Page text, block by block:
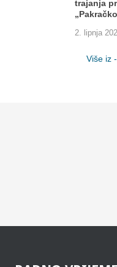
trajanja
2. lipnja
Više iz